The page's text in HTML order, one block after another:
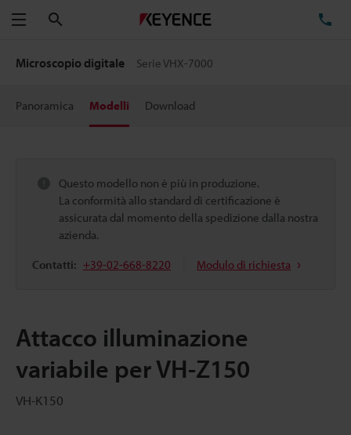
Menu
Microscopio digitale Serie VHX-7000
Panoramica Modelli Download
Questo modello non è più in produzione.
La conformità allo standard di certificazione è
assicurata dal momento della spedizione dalla nostra
azienda.
Contatti: +39-02-668-8220 Modulo di richiesta
Attacco illuminazione
variabile per VH-Z150
VH-K150